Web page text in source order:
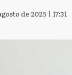
de 2025 | 17:31